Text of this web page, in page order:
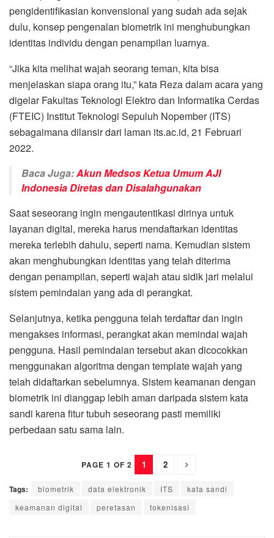
pengidentifikasian konvensional yang sudah ada sejak
dulu, konsep pengenalan biometrik ini menghubungkan
identitas individu dengan penampilan luarnya.
“Jika kita melihat wajah seorang teman, kita bisa
menjelaskan siapa orang itu,” kata Reza dalam acara yang
digelar Fakultas Teknologi Elektro dan Informatika Cerdas
(FTEIC) Institut Teknologi Sepuluh Nopember (ITS)
sebagaimana dilansir dari laman its.ac.id, 21 Februari
2022.
Baca Juga:Akun Medsos Ketua Umum AJI
Indonesia Diretas dan Disalahgunakan
Saat seseorang ingin mengautentikasi dirinya untuk
layanan digital, mereka harus mendaftarkan identitas
mereka terlebih dahulu, seperti nama. Kemudian sistem
akan menghubungkan identitas yang telah diterima
dengan penampilan, seperti wajah atau sidik jari melalui
sistem pemindaian yang ada di perangkat.
Selanjutnya, ketika pengguna telah terdaftar dan ingin
mengakses informasi, perangkat akan memindai wajah
pengguna. Hasil pemindaian tersebut akan dicocokkan
menggunakan algoritma dengan template wajah yang
telah didaftarkan sebelumnya. Sistem keamanan dengan
biometrik ini dianggap lebih aman daripada sistem kata
sandi karena fitur tubuh seseorang pasti memiliki
perbedaan satu sama lain.
PAGE 1 OF 2 1 2
Tags: biometrik data elektronik ITS
kata sandi
keamanan digital
peretasan tokenisasi